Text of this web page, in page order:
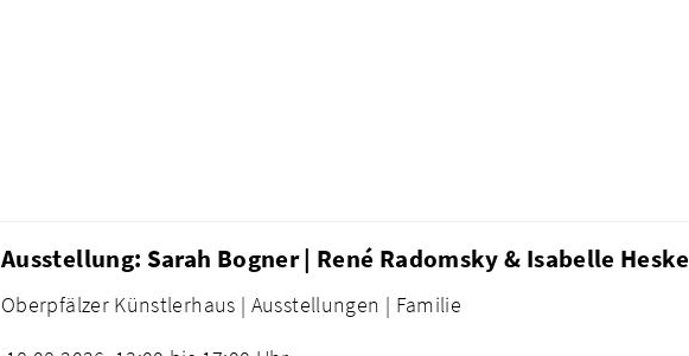
Ausstellung: Sarah Bogner | René Radomsky & Isabelle Heske
Oberpfälzer Künstlerhaus | Ausstellungen | Familie